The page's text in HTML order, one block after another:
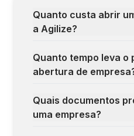
Quanto custa abrir
a Agilize?
Quanto tempo leva o
abertura de
Quais documentos
uma empresa?